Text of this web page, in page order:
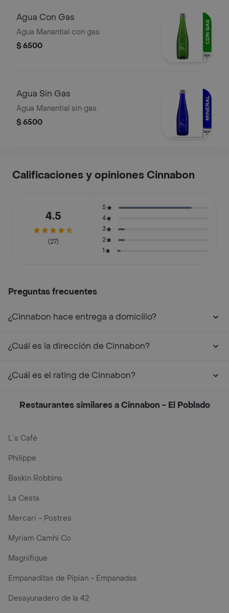
Agua Con Gas
Agua Manantial con gas.
$ 6500
Agua Sin Gas
Agua Manantial sin gas.
$ 6500
Calificaciones y opiniones Cinnabon
4.5
(27)
5
4
3
2
1
Preguntas frecuentes
¿Cinnabon hace entrega a domicilio?
¿Cuál es la dirección de Cinnabon?
¿Cuál es el rating de Cinnabon?
Restaurantes similares a Cinnabon - El Poblado
L´s Café
Philippe
Baskin Robbins
La Cesta
Mercari - Postres
Myriam Camhi Co
Magnifique
Empanaditas de Pipian - Empanadas
Desayunadero de la 42